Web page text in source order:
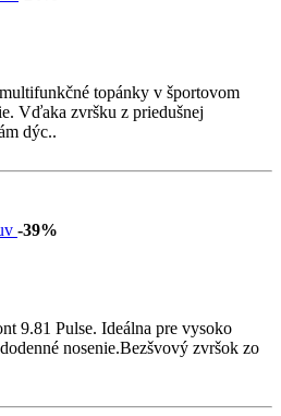
topánky v športovom
Vďaka zvršku z priedušnej
dýc..
-39%
9.81 Pulse. Ideálna pre vysoko
nosenie.Bezšvový zvršok zo